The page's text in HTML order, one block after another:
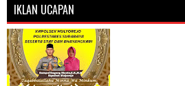
IKLAN UCAPAN